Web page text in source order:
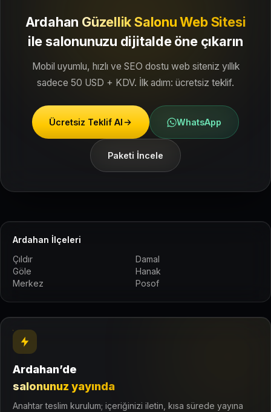
Ardahan Güzellik Salonu Web Sitesi
ilesalonunuzu dijitalde öne çıkarın
Mobil uyumlu, hızlı ve SEO dostu web siteniz yıllık
sadece 50 USD + KDV. İlk adım: ücretsiz teklif.
Ücretsiz Teklif Al WhatsApp
Paketi İncele
Ardahan İlçeleri
Çıldır
Damal
Göle
Hanak
Merkez
Posof
Ardahan’de
salonunuz yayında
Anahtar teslim kurulum; içeriğinizi iletin, kısa sürede yayına